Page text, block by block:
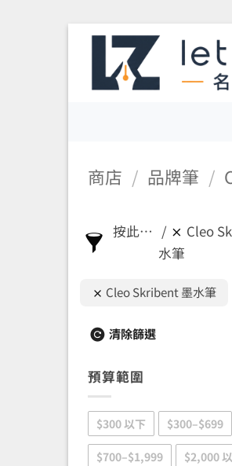
Skip
content
商店 / 品牌筆 /
按此篩選
Cleo
水筆
Cleo Skribent 墨水筆
清除篩選
預算範圍
$300 以下 $300–$699
$700–$1,999 $2,000